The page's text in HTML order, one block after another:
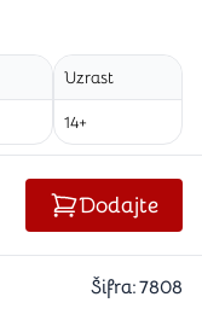
Uzrast
14+
Dodajte
Šifra:7808